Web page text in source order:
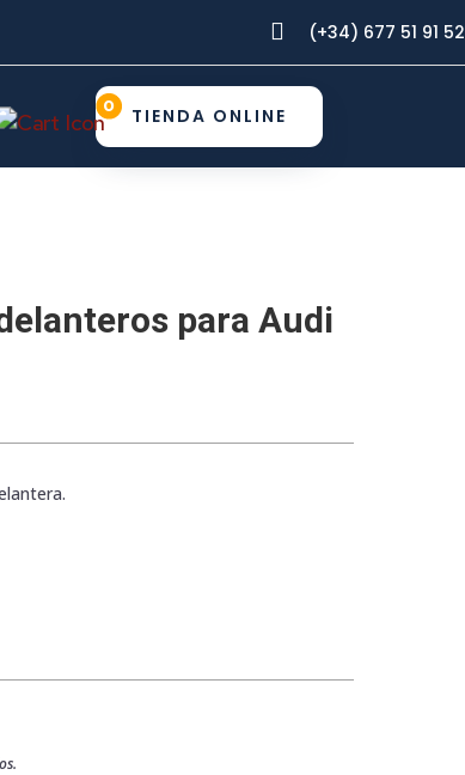
 (+34) 677 51 91 52
TIENDA ONLINE
0
para Audi